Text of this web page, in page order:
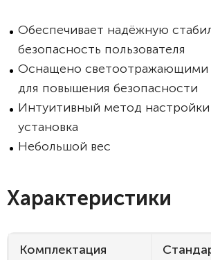
Обеспечивает надёжную
безопасность пользователя
Оснащено светоотражающими
для повышения безопасности
Интуитивный метод настройки
установка
Небольшой вес
Характеристики
Комплектация